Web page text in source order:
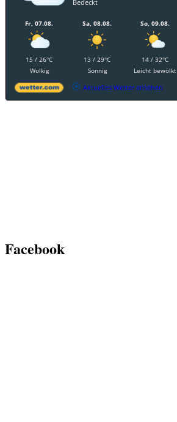
Bedeckt
Fr, 07.08.
15 / 26°C
Wolkig
Sa, 08.08.
13 / 29°C
Sonnig
So, 09.08.
14 / 32°C
Leicht bewölkt
Aktuelles Wetter ansehen
Facebook